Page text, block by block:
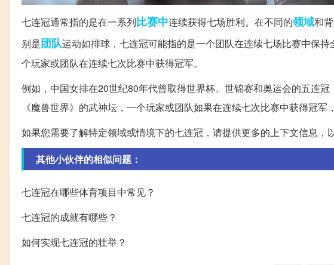
七连冠通常指的是在一系列比赛中连续获得七场胜利。在不同的领域和
别是团队运动如排球，七连冠可能指的是一个团队在连续七场比赛中保
个玩家或团队在连续七次比赛中获得冠军。
例如，中国女排在20世纪80年代曾取得世界杯、世锦赛和奥运会的五连
《魔兽世界》的武神坛，一个玩家或团队如果在连续七次比赛中获得冠军
如果您需要了解特定领域或情境下的七连冠，请提供更多的上下文信息，
其他小伙伴的相似问题：
七连冠在哪些体育项目中常见？
七连冠的成就有哪些？
如何实现七连冠的壮举？